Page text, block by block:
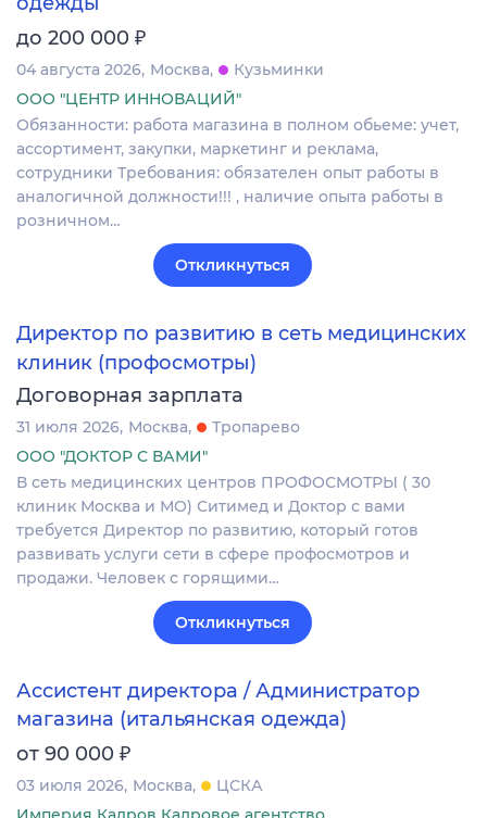
до 200 000 ₽
04 августа 2026 Москва
Кузьминки
ООО "ЦЕНТР ИННОВАЦИЙ"
Обязанности: работа магазина в полном обьеме: учет,
ассортимент, закупки, маркетинг и реклама,
сотрудники Требования: обязателен опыт работы в
аналогичной должности!!! , наличие опыта работы в
розничном…
Откликнуться
Директор по развитию в сеть медицинских
клиник (профосмотры)
Договорная зарплата
31 июля 2026 Москва
Тропарево
ООО "ДОКТОР С ВАМИ"
В сеть медицинских центров ПРОФОСМОТРЫ ( 30
клиник Москва и МО) Ситимед и Доктор с вами
требуется Директор по развитию, который готов
развивать услуги сети в сфере профосмотров и
продажи. Человек с горящими…
Откликнуться
Ассистент директора / Администратор
магазина (итальянская одежда)
от 90 000 ₽
03 июля 2026 Москва
ЦСКА